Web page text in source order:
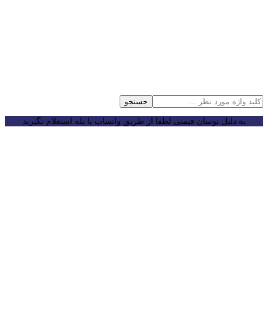
جستجو
به دلیل نوسان قیمتی لطفا از طریق واتساپ یا بله استعلام بگیرید